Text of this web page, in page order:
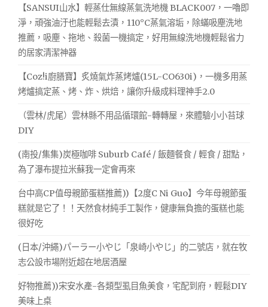
廳)
(已
業)"
【SANSUI山水】輕蒸仕無線蒸氣洗地機 BLACK007，一嚕即
淨，頑強油汙也能輕鬆去漬，110°C蒸氣溶垢，除蟎吸塵洗地
推薦，吸塵、拖地、殺菌一機搞定，好用無線洗地機輕鬆省力
的居家清潔神器
【Coz!i廚膳寶】炙燒氣炸蒸烤爐(15L-CO630i)，一機多用蒸
烤爐搞定蒸、烤、炸、烘焙，讓你升級成料理神手2.0
（雲林/虎尾）雲林縣不用品循環館-轉轉屋，來體驗小小苔球
DIY
(南投/集集)炭極咖啡 Suburb Café / 飯麵餐食 / 輕食 / 甜點，
為了瀑布提拉米蘇我一定會再來
台中高CP值母親節蛋糕推薦))【2度C Ni Guo】今年母親節蛋
糕就是它了！！天然食材純手工製作，健康無負擔的蛋糕也能
很好吃
(日本/沖繩)パーラー小やじ「泉崎小やじ」的二號店，就在牧
志公設市場附近超在地居酒屋
好物推薦))宋安水產-各類型虱目魚美食，宅配到府，輕鬆DIY
美味上桌